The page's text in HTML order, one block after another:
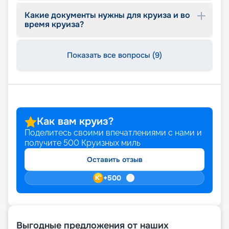
Какие документы нужны для круиза и во
время круиза?
Показать все вопросы (9)
Как вам круиз?
Поделитесь своими впечатлениями с нами и
получите 500 Круизных миль
Оставить отзыв
+500
Выгодные предложения от наших